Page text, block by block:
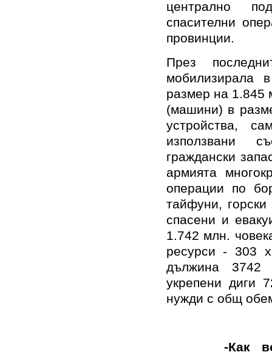
централно
спасителни
провинции.
През
мобилизирала
размер на 1.845
(машини) в
устройства,
използвани
граждански
армията
операции по
тайфуни,
спасени и
1.742 млн.
ресурси - 303
дължина 3742
укрепени диги
нужди с общ
-Как